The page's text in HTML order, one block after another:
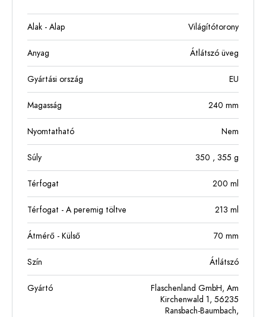
Alak - Alap Világítótorony
Anyag Átlátszó üveg
Gyártási ország EU
Magasság 240 mm
Nyomtatható Nem
Súly 350 , 355 g
Térfogat 200 ml
Térfogat - A peremig töltve 213 ml
Átmérő - Külső 70 mm
Szín Átlátszó
Gyártó
Flaschenland GmbH, Am
Kirchenwald 1, 56235
Ransbach-Baumbach,